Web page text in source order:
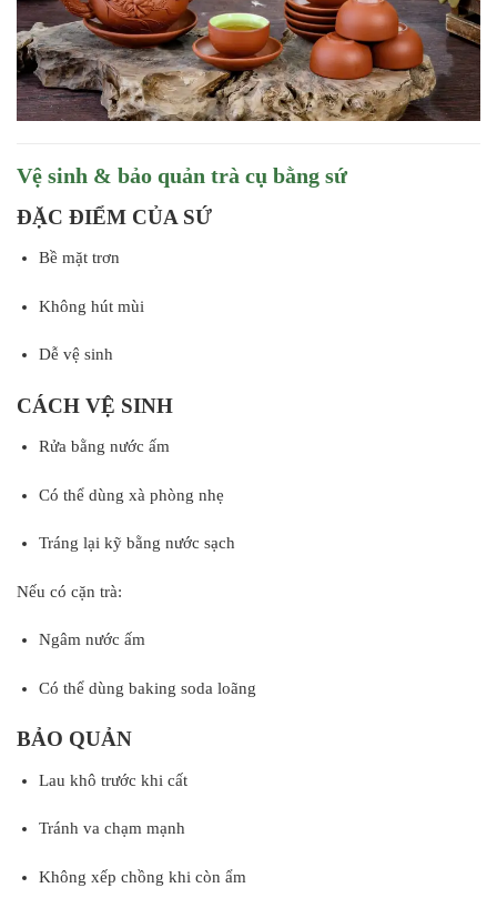
Vệ sinh & bảo quản trà cụ bằng sứ
ĐẶC ĐIỂM CỦA SỨ
Bề mặt trơn
Không hút mùi
Dễ vệ sinh
CÁCH VỆ SINH
Rửa bằng nước ấm
Có thể dùng xà phòng nhẹ
Tráng lại kỹ bằng nước sạch
Nếu có cặn trà:
Ngâm nước ấm
Có thể dùng baking soda loãng
BẢO QUẢN
Lau khô trước khi cất
Tránh va chạm mạnh
Không xếp chồng khi còn ẩm